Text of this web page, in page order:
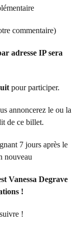
commentaire)
adresse IP sera
pour participer.
annoncerez le ou la
de ce billet.
7 jours après le
nouveau
Vanessa Degrave
!
!